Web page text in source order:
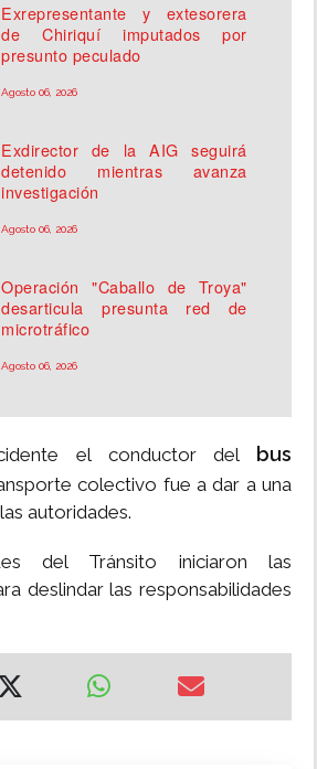
Exrepresentante y extesorera
de Chiriquí imputados por
presunto peculado
Agosto 06, 2026
Exdirector de la AIG seguirá
detenido mientras avanza
investigación
Agosto 06, 2026
Operación "Caballo de Troya"
desarticula presunta red de
microtráfico
Agosto 06, 2026
el conductor del
bus
colectivo fue a dar a una
autoridades.
del Tránsito iniciaron las
deslindar las responsabilidades